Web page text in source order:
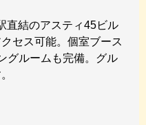
直結のアスティ45ビル
セス可能。個室ブース
グルームも完備。グル